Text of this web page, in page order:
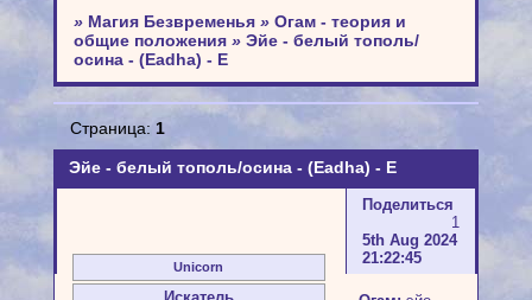
» Магия Безвременья » Огам - теория и
общие положения » Эйе - белый тополь/
осина - (Eadha) - E
Эйе - белый тополь/осина - (Eadha) - E
Страница: 1
Поделиться
1
5th Aug 2024
21:22:45
Unicorn